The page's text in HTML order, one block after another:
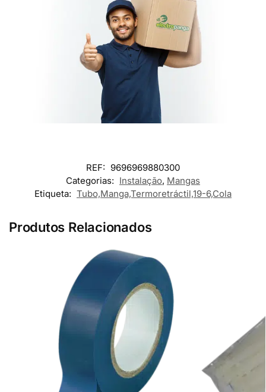
REF: 9696969880300
Categorias: Instalação, Mangas
Etiqueta: Tubo,Manga,Termoretráctil,19-6,Cola
Produtos Relacionados